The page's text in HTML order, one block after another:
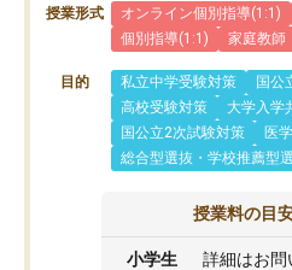
授業形式 オンライン個別指導(1:1)
個別指導(1:1)
家庭教師
目的 私立中学受験対策
国公
高校受験対策
大学入学
国公立2次試験対策
医
総合型選抜・学校推薦型
授業料の目
小学生 詳細はお問